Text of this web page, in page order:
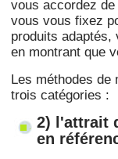
vous accordez de
vous vous fixez
produits adaptés,
en montrant que
Les méthodes
trois catégories :
2) l'attrait
en